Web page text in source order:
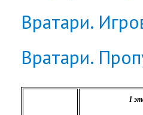
Вратари.
Вратари.
I